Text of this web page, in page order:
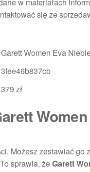
się ze
Garett Women Eva
3fee46b837cb
379 zł
Możesz zestawiać
sprawia, żeGarett